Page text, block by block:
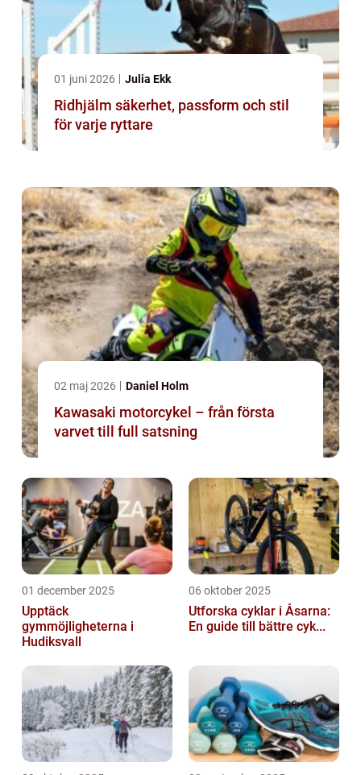
01 juni 2026 Julia Ekk
Ridhjälm säkerhet, passform och stil
för varje ryttare
02 maj 2026 Daniel Holm
Kawasaki motorcykel – från första
varvet till full satsning
01 december 2025
Upptäck
gymmöjligheterna i
Hudiksvall
06 oktober 2025
Utforska cyklar i Åsarna:
En guide till bättre cyk...